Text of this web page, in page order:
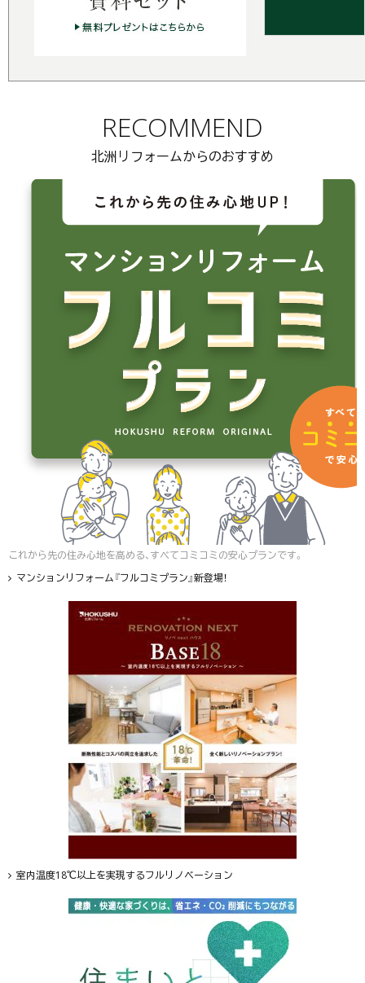
RECOMMEND
北洲リフォームからのおすすめ
これから先の住み心地を高める、すべてコミコミの安心プランです。
マンションリフォーム『フルコミプラン』新登場！
室内温度18℃以上を実現するフルリノベーション